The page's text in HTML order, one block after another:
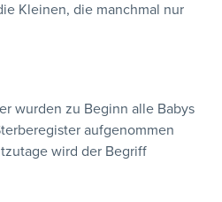
Kleinen, die manchmal nur
wurden zu Beginn alle Babys
aufgenommen
wird der Begriff